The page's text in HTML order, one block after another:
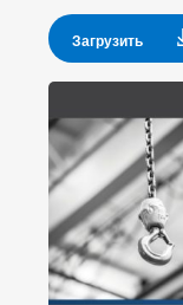
Загрузить